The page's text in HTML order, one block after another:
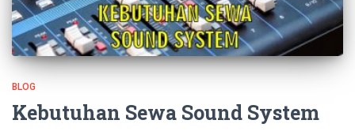
BLOG
Kebutuhan Sewa Sound System